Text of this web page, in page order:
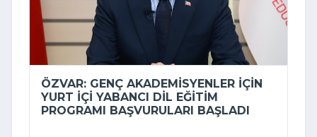
ÖZVAR: GENÇ AKADEMISYENLER IÇIN
YURT IÇI YABANCI DIL EĞITIM
PROGRAMI BAŞVURULARI BAŞLADI